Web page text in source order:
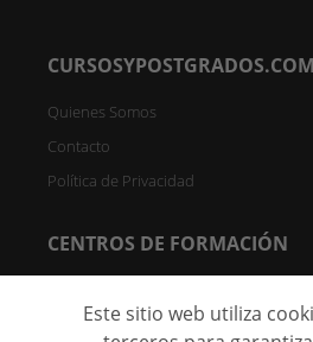
CURSOSYPOSTGRADOS.COM
Quienes Somos
Contacto
Política de Privacidad
CENTROS DE FORMACIÓN
Registrar Centro (FREE)
Este sitio web utiliza